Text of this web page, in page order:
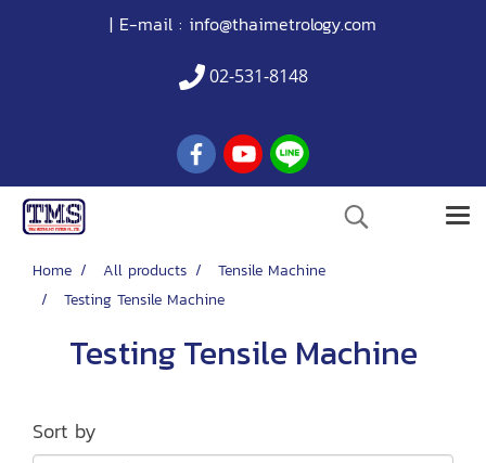
| E-mail : info@thaimetrology.com
02-531-8148
Home All products
Tensile Machine
Testing Tensile Machine
Testing Tensile Machine
Sort by